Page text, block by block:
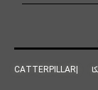
کاترپیلار آمریکا |CATTERPILLAR